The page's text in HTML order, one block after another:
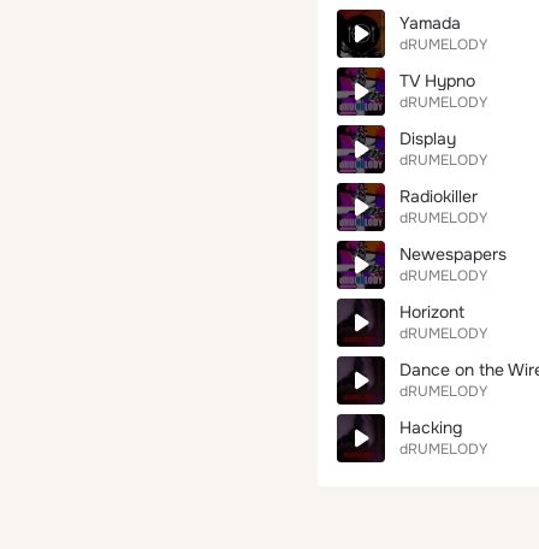
Yamada
dRUMELODY
TV Hypno
dRUMELODY
Display
dRUMELODY
Radiokiller
dRUMELODY
Newespapers
dRUMELODY
Horizont
dRUMELODY
Dance on the
dRUMELODY
Hacking
dRUMELODY